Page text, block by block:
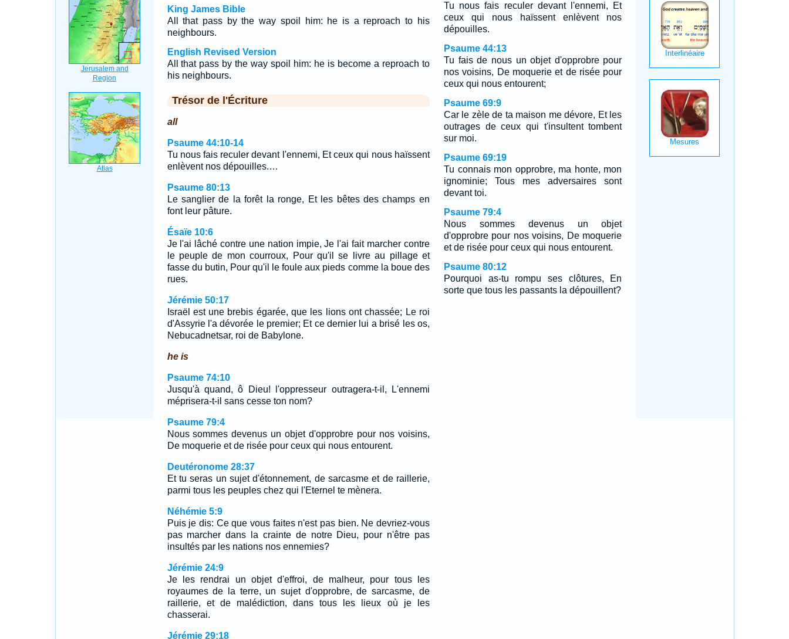
King James Bible
All that pass by the way spoil him: he is a reproach to his
neighbours.
English Revised Version
All that pass by the way spoil him: he is become a reproach to
his neighbours.
Trésor de l'Écriture
all
Psaume 44:10-14
Tu nous fais reculer devant l'ennemi, Et ceux qui nous haïssent
enlèvent nos dépouilles.…
Psaume 80:13
Le sanglier de la forêt la ronge, Et les bêtes des champs en
font leur pâture.
Ésaïe 10:6
Je l'ai lâché contre une nation impie, Je l'ai fait marcher contre
le peuple de mon courroux, Pour qu'il se livre au pillage et
fasse du butin, Pour qu'il le foule aux pieds comme la boue des
rues.
Jérémie 50:17
Israël est une brebis égarée, que les lions ont chassée; Le roi
d'Assyrie l'a dévorée le premier; Et ce dernier lui a brisé les os,
Nebucadnetsar, roi de Babylone.
he is
Psaume 74:10
Jusqu'à quand, ô Dieu! l'oppresseur outragera-t-il, L'ennemi
méprisera-t-il sans cesse ton nom?
Psaume 79:4
Nous sommes devenus un objet d'opprobre pour nos voisins,
De moquerie et de risée pour ceux qui nous entourent.
Deutéronome 28:37
Et tu seras un sujet d'étonnement, de sarcasme et de raillerie,
parmi tous les peuples chez qui l'Eternel te mènera.
Néhémie 5:9
Puis je dis: Ce que vous faites n'est pas bien. Ne devriez-vous
pas marcher dans la crainte de notre Dieu, pour n'être pas
insultés par les nations nos ennemies?
Jérémie 24:9
Je les rendrai un objet d'effroi, de malheur, pour tous les
royaumes de la terre, un sujet d'opprobre, de sarcasme, de
raillerie, et de malédiction, dans tous les lieux où je les
chasserai.
Jérémie 29:18
Tu nous fais reculer devant l'ennemi, Et
ceux qui nous haïssent enlèvent nos
dépouilles.
Psaume 44:13
Tu fais de nous un objet d'opprobre pour
nos voisins, De moquerie et de risée pour
ceux qui nous entourent;
Psaume 69:9
Car le zèle de ta maison me dévore, Et les
outrages de ceux qui t'insultent tombent
sur moi.
Psaume 69:19
Tu connais mon opprobre, ma honte, mon
ignominie; Tous mes adversaires sont
devant toi.
Psaume 79:4
Nous sommes devenus un objet
d'opprobre pour nos voisins, De moquerie
et de risée pour ceux qui nous entourent.
Psaume 80:12
Pourquoi as-tu rompu ses clôtures, En
sorte que tous les passants la dépouillent?